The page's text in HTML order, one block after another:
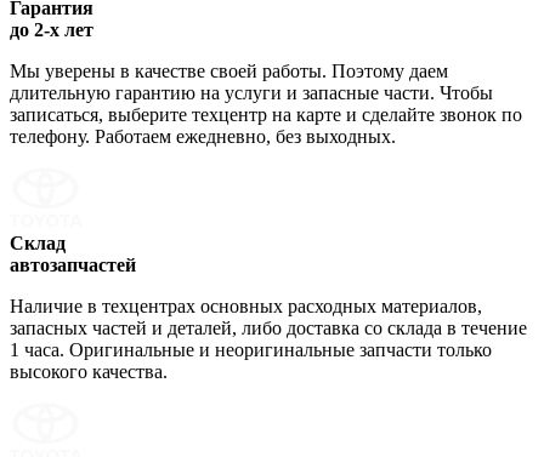
Гарантия
до 2-х лет
Мы уверены в качестве своей работы. Поэтому даем
длительную гарантию на услуги и запасные части. Чтобы
записаться, выберите техцентр на карте и сделайте звонок по
телефону. Работаем ежедневно, без выходных.
Склад
автозапчастей
Наличие в техцентрах основных расходных материалов,
запасных частей и деталей, либо доставка со склада в течение
1 часа. Оригинальные и неоригинальные запчасти только
высокого качества.